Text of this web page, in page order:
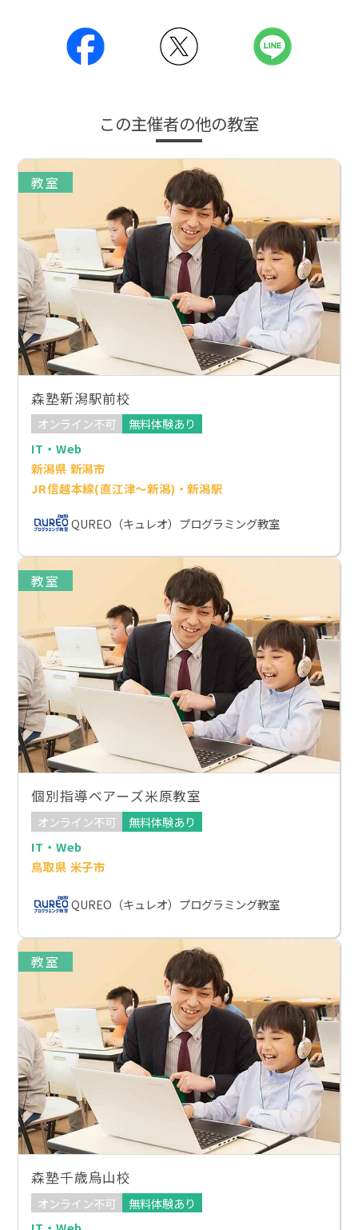
この主催者の他の教室
教室
森塾新潟駅前校
オンライン不可
無料体験あり
IT・Web
新潟県 新潟市
JR信越本線(直江津～新潟)・新潟駅
QUREO（キュレオ）プログラミング教室
教室
個別指導ベアーズ米原教室
オンライン不可
無料体験あり
IT・Web
鳥取県 米子市
QUREO（キュレオ）プログラミング教室
教室
森塾千歳烏山校
オンライン不可
無料体験あり